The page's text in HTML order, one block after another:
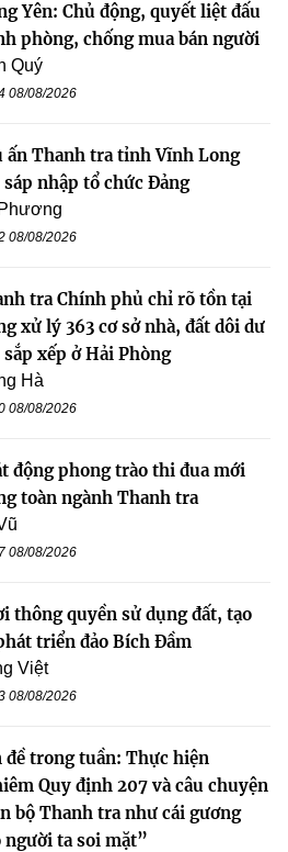
Yên: Chủ động, quyết liệt đấu
phòng, chống mua bán người
Quý
08/08/2026
ấn Thanh tra tỉnh Vĩnh Long
sáp nhập tổ chức Đảng
08/08/2026
tra Chính phủ chỉ rõ tồn tại
xử lý 363 cơ sở nhà, đất dôi dư
sắp xếp ở Hải Phòng
Hà
08/08/2026
động phong trào thi đua mới
toàn ngành Thanh tra
08/08/2026
thông quyền sử dụng đất, tạo
triển đảo Bích Đầm
Việt
08/08/2026
đề trong tuần: Thực hiện
Quy định 207 và câu chuyện
bộ Thanh tra như cái gương
người ta soi mặt”